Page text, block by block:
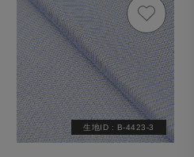
生地ID : B-4423-3